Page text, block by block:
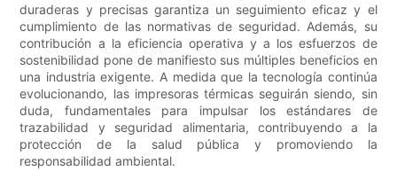
duraderas y precisas garantiza un seguimiento eficaz y el
cumplimiento de las normativas de seguridad. Además, su
contribución a la eficiencia operativa y a los esfuerzos de
sostenibilidad pone de manifiesto sus múltiples beneficios en
una industria exigente. A medida que la tecnología continúa
evolucionando, las impresoras térmicas seguirán siendo, sin
duda, fundamentales para impulsar los estándares de
trazabilidad y seguridad alimentaria, contribuyendo a la
protección de la salud pública y promoviendo la
responsabilidad ambiental.